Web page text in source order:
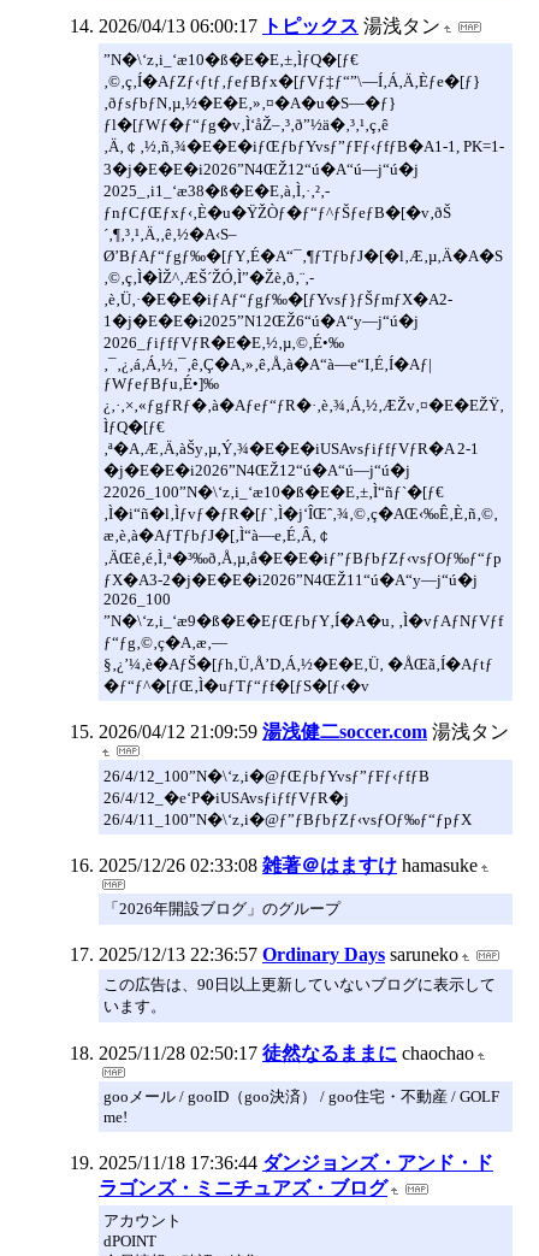
2026/04/13 06:00:17 トピックス 湯浅タン
”N�\‘z‚i_‘æ10�ß�E�E‚±‚ÌƒQ�[ƒ€
‚©‚ç‚Í�AƒZƒ‹ƒtƒ‚ƒeƒBƒx�[ƒVƒ‡ƒ“”\—Í‚Á‚Ä‚Èƒe�[ƒ}
‚ðƒsƒbƒN‚µ‚½�E�E‚»‚¤�A�u�S—�ƒ}
ƒl�[ƒWƒ�ƒ“ƒg�v‚Ì‘åŽ–‚³‚ð”½ä�‚³‚¹‚ç‚ê
‚Ä‚￠‚½‚ñ‚¾�E�E�iƒŒƒbƒYvsƒ”ƒFƒ‹ƒfƒB�A1-1, PK=1-
3�j�E�E�i2026”N4ŒŽ12“ú�A“ú—j“ú�j
2025_‚i1_‘æ38�ß�E�E‚à‚Ì‚·‚²‚­
ƒnƒCƒŒƒxƒ‹‚È�u�ŸŽÒƒ�ƒ“ƒ^ƒŠƒeƒB�[�v‚ðŠ
´‚¶‚³‚¹‚Ä‚­‚ê‚½�A‹S–
Ø’BƒAƒ“ƒgƒ‰�[ƒY‚É�A“¯‚¶ƒTƒbƒJ�[�l‚Æ‚µ‚Ä�A�S
‚©‚ç‚Ì�ÌŽ^‚ÆŠ´ŽÓ‚Ì”�Žè‚ð‚¨‚­
‚è‚Ü‚·�E�E�iƒAƒ“ƒgƒ‰�[ƒYvsƒ}ƒŠƒmƒX�A2-
1�j�E�E�i2025”N12ŒŽ6“ú�A“y—j“ú�j
2026_ƒiƒfƒVƒR�E�E‚½‚µ‚©‚É•‰
‚¯‚¿‚á‚Á‚½‚¯‚ê‚Ç�A‚»‚ê‚Å‚à�A“à—e“I‚É‚Í�Aƒ|
ƒWƒeƒBƒu‚É•]‰
¿‚·‚×‚«ƒgƒRƒ�‚à�Aƒeƒ“ƒR�·‚è‚¾‚Á‚½‚ÆŽv‚¤�E�EŽŸ‚
ÌƒQ�[ƒ€
‚ª�A‚Æ‚Ä‚àŠy‚µ‚Ý‚¾�E�E�iUSAvsƒiƒfƒVƒR�A 2-1
�j�E�E�i2026”N4ŒŽ12“ú�A“ú—j“ú�j
22026_100”N�\‘z‚i_‘æ10�ß�E�E‚±‚Ì“ñƒ`�[ƒ€
‚Ì�i“ñ�l‚Ìƒvƒ�ƒR�[ƒ`‚Ì�j‘ÎŒˆ‚¾‚©‚ç�AŒ‹‰Ê‚È‚ñ‚©‚
æ‚è‚à�AƒTƒbƒJ�[‚Ì“à—e‚É‚Â‚￠
‚ÄŒê‚é‚Ì‚ª�³‰ð‚Å‚µ‚å�E�E�iƒ”ƒBƒbƒZƒ‹vsƒOƒ‰ƒ“ƒp
ƒX�A3-2�j�E�E�i2026”N4ŒŽ11“ú�A“y—j“ú�j
2026_100
”N�\‘z‚i_‘æ9�ß�E�EƒŒƒbƒY‚Í�A�u‚ ‚Ì�vƒAƒNƒVƒf
ƒ“ƒg‚©‚ç�A‚æ‚­—
§‚¿’¼‚è�AƒŠ�[ƒh‚Ü‚Å’D‚Á‚½�E�E‚Ü‚ �ÅŒã‚Í�Aƒtƒ
�ƒ“ƒ^�[ƒŒ‚Ì�uƒTƒ“ƒf�[ƒS�[ƒ‹�v
2026/04/12 21:09:59 湯浅健二soccer.com 湯浅タン
26/4/12_100”N�\‘z‚i�@ƒŒƒbƒYvsƒ”ƒFƒ‹ƒfƒB
26/4/12_�e‘P�iUSAvsƒiƒfƒVƒR�j
26/4/11_100”N�\‘z‚i�@ƒ”ƒBƒbƒZƒ‹vsƒOƒ‰ƒ“ƒpƒX
2025/12/26 02:33:08 雑著＠はますけ hamasuke
「2026年開設ブログ」のグループ
2025/12/13 22:36:57 Ordinary Days saruneko
この広告は、90日以上更新していないブログに表示して
います。
2025/11/28 02:50:17 徒然なるままに chaochao
gooメール / gooID（goo決済） / goo住宅・不動産 / GOLF
me!
2025/11/18 17:36:44 ダンジョンズ・アンド・ド
ラゴンズ・ミニチュアズ・ブログ
アカウント
dPOINT